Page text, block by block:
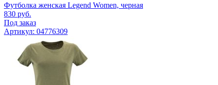
Футболка женская Legend Women, черная
830 руб.
Под заказ
Артикул: 04776309